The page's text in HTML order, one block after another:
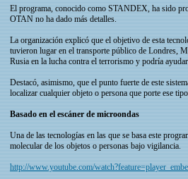
El programa, conocido como STANDEX, ha sido
OTAN no ha dado más detalles.
La organización explicó que el objetivo de esta
tuvieron lugar en el transporte público de Londres,
Rusia en la lucha contra el terrorismo y podría
Destacó, asimismo, que el punto fuerte de este
localizar cualquier objeto o persona que porte ese
Basado en el escáner de microondas
Una de las tecnologías en las que se basa este
molecular de los objetos o personas bajo vigilancia.
http://www.youtube.com/